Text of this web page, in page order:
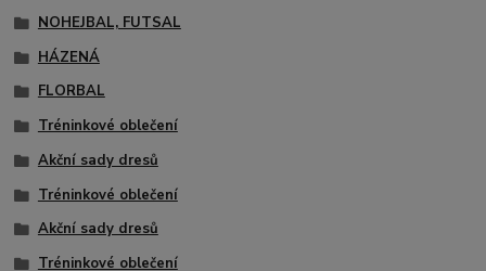
NOHEJBAL, FUTSAL
HÁZENÁ
FLORBAL
Tréninkové oblečení
Akční sady dresů
Tréninkové oblečení
Akční sady dresů
Tréninkové oblečení